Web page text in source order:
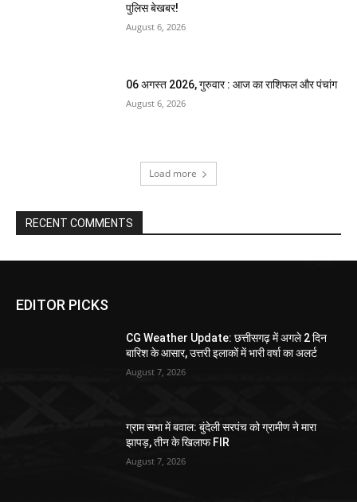
पुलिस बेखबर!
August 6, 2026
06 अगस्त 2026, गुरुवार : आज का राशिफल और पंचांग
August 6, 2026
Load more
RECENT COMMENTS
EDITOR PICKS
CG Weather Update: छत्तीसगढ़ में अगले 2 दिन
बारिश के आसार, उत्तरी इलाकों में भारी वर्षा का अलर्ट
August 7, 2026
ग्राम सभा में बवाल: बुंदेली सरपंच को ग्रामीण ने मारा
झापड़, तीन के खिलाफ FIR
August 7, 2026